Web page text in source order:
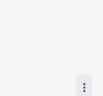
